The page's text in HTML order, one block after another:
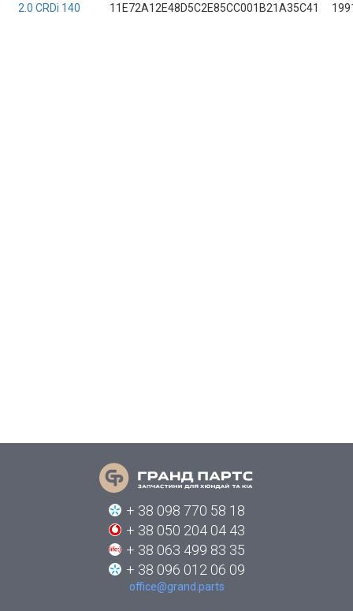
2.0 CRDi 140 11E72A12E48D5C2E85CC001B21A35C41
+ 38 098 770 58 18
+ 38 050 204 04 43
+ 38 063 499 83 35
+ 38 096 012 06 09
office@grand.parts